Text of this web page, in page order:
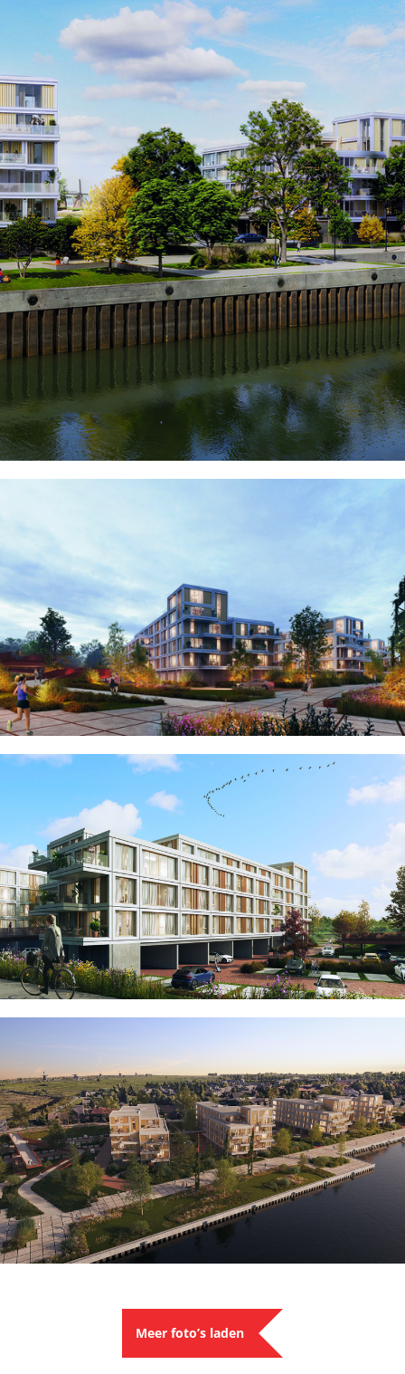
Meer foto’s laden